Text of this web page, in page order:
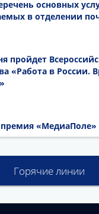
основных
в отделении
пройдет
«Работа в России.
«МедиаПоле»
Горячие линии